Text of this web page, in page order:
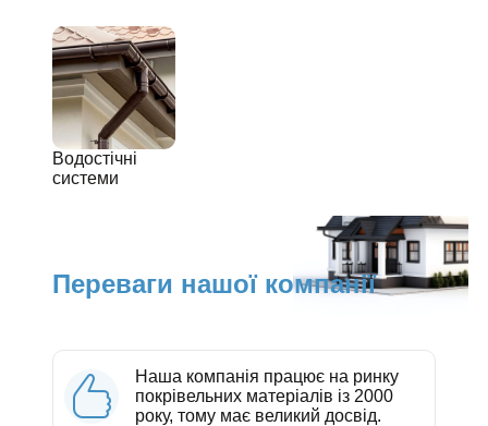
Водостічні
системи
Переваги нашої компанії
Наша компанія працює на ринку
покрівельних матеріалів із 2000
року, тому має великий досвід.